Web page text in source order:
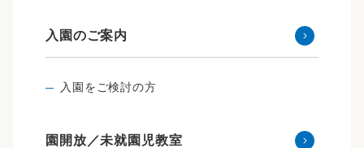
入園のご案内
入園をご検討の方
園開放／未就園児教室